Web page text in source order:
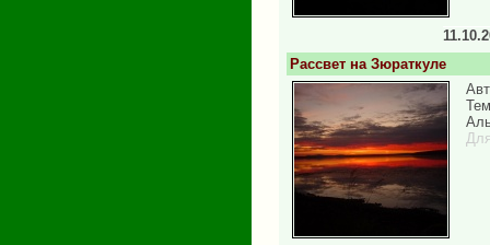
Рассвет на Зюраткуле